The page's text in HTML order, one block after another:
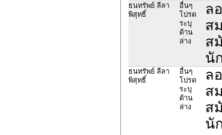
ธนทรัพย์ ลีลา
พิสุทธิ์
อื่นๆ
โปรด
ระบุ
ด้าน
ล่าง
ล
ส
ส
นั
ธนทรัพย์ ลีลา
พิสุทธิ์
อื่นๆ
โปรด
ระบุ
ด้าน
ล่าง
ล
ส
ส
นั